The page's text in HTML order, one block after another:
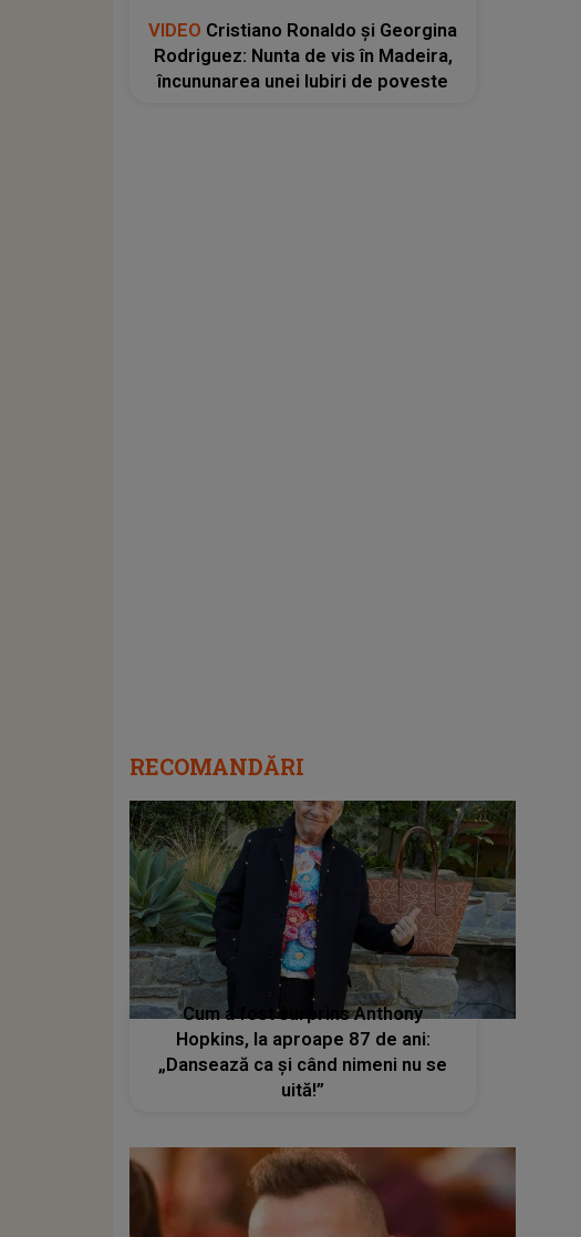
VIDEO Cristiano Ronaldo și Georgina
Rodriguez: Nunta de vis în Madeira,
încununarea unei Iubiri de poveste
RECOMANDĂRI
Cum a fost surprins Anthony
Hopkins, la aproape 87 de ani:
„Dansează ca și când nimeni nu se
uită!”